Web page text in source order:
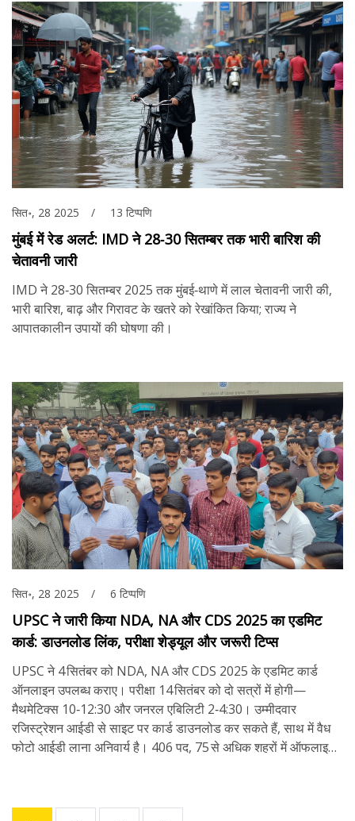
सित॰, 28 2025 13 टिप्पणि
मुंबई में रेड अलर्ट: IMD ने 28‑30 सितम्बर तक भारी बारिश की
चेतावनी जारी
IMD ने 28‑30 सितम्बर 2025 तक मुंबई‑थाणे में लाल चेतावनी जारी की,
भारी बारिश, बाढ़ और गिरावट के खतरे को रेखांकित किया; राज्य ने
आपातकालीन उपायों की घोषणा की।
सित॰, 28 2025 6 टिप्पणि
UPSC ने जारी किया NDA, NA और CDS 2025 का एडमिट
कार्ड: डाउनलोड लिंक, परीक्षा शेड्यूल और जरूरी टिप्स
UPSC ने 4 सितंबर को NDA, NA और CDS 2025 के एडमिट कार्ड
ऑनलाइन उपलब्ध कराए। परीक्षा 14 सितंबर को दो सत्रों में होगी—
मैथमेटिक्स 10‑12:30 और जनरल एबिलिटी 2‑4:30। उम्मीदवार
रजिस्ट्रेशन आईडी से साइट पर कार्ड डाउनलोड कर सकते हैं, साथ में वैध
फोटो आईडी लाना अनिवार्य है। 406 पद, 75 से अधिक शहरों में ऑफलाइन